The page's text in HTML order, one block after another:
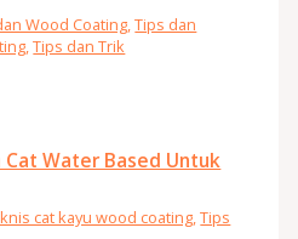
Wood Coating,Tips dan
,Tips dan Trik
Water Based Untuk
cat kayu wood coating,Tips